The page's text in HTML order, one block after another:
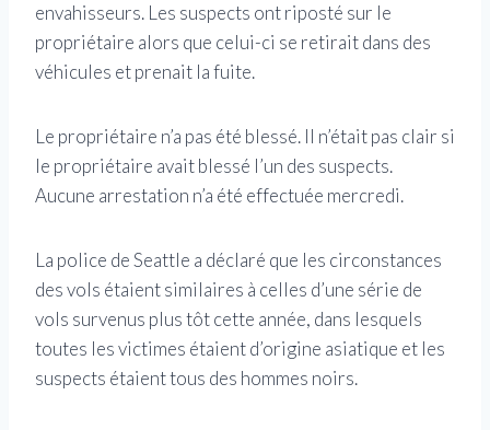
envahisseurs. Les suspects ont riposté sur le
propriétaire alors que celui-ci se retirait dans des
véhicules et prenait la fuite.
Le propriétaire n’a pas été blessé. Il n’était pas clair si
le propriétaire avait blessé l’un des suspects.
Aucune arrestation n’a été effectuée mercredi.
La police de Seattle a déclaré que les circonstances
des vols étaient similaires à celles d’une série de
vols survenus plus tôt cette année, dans lesquels
toutes les victimes étaient d’origine asiatique et les
suspects étaient tous des hommes noirs.